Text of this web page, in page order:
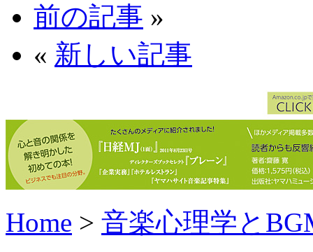
前の記事 »
« 新しい記事
Home > 音楽心理学と